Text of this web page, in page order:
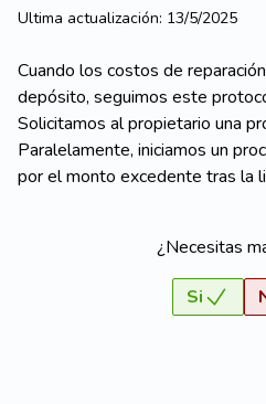
Ultima actualización: 13/5/2025
Cuando los costos de
depósito, seguimos este
Solicitamos al propietario una
Paralelamente, iniciamos un
por el monto excedente tras la
¿Necesitas
Si